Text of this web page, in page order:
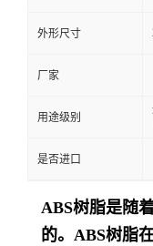
外形尺寸
厂家
用途级别
是否进口
ABS树脂是随
的。ABS树脂